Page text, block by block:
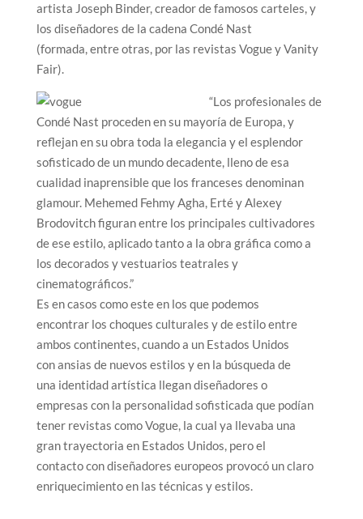
artista Joseph Binder, creador de famosos carteles, y
los diseñadores de la cadena Condé Nast
(formada, entre otras, por las revistas Vogue y Vanity
Fair).
“Los profesionales de
Condé Nast proceden en su mayoría de Europa, y
reflejan en su obra toda la elegancia y el esplendor
sofisticado de un mundo decadente, lleno de esa
cualidad inaprensible que los franceses denominan
glamour. Mehemed Fehmy Agha, Erté y Alexey
Brodovitch figuran entre los principales cultivadores
de ese estilo, aplicado tanto a la obra gráfica como a
los decorados y vestuarios teatrales y
cinematográficos.”
Es en casos como este en los que podemos
encontrar los choques culturales y de estilo entre
ambos continentes, cuando a un Estados Unidos
con ansias de nuevos estilos y en la búsqueda de
una identidad artística llegan diseñadores o
empresas con la personalidad sofisticada que podían
tener revistas como Vogue, la cual ya llevaba una
gran trayectoria en Estados Unidos, pero el
contacto con diseñadores europeos provocó un claro
enriquecimiento en las técnicas y estilos.